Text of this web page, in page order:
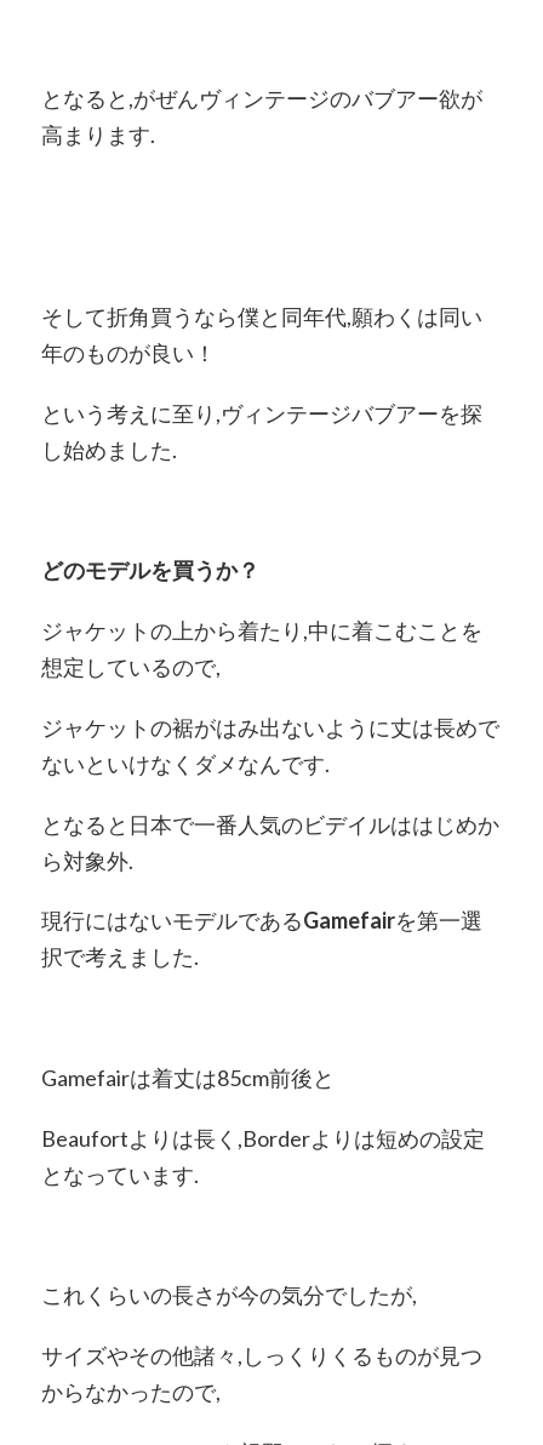
となると,がぜんヴィンテージのバブアー欲が
高まります.
そして折角買うなら僕と同年代,願わくは同い
年のものが良い！
という考えに至り,ヴィンテージバブアーを探
し始めました.
どのモデルを買うか？
ジャケットの上から着たり,中に着こむことを
想定しているので,
ジャケットの裾がはみ出ないように丈は長めで
ないといけなくダメなんです.
となると日本で一番人気のビデイルははじめか
ら対象外.
現行にはないモデルであるGamefairを第一選
択で考えました.
Gamefairは着丈は85cm前後と
Beaufortよりは長く,Borderよりは短めの設定
となっています.
これくらいの長さが今の気分でしたが,
サイズやその他諸々,しっくりくるものが見つ
からなかったので,